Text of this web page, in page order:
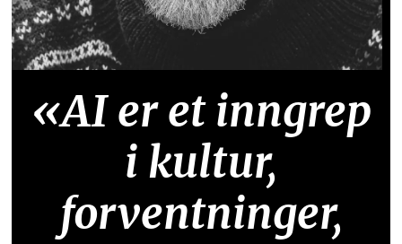
«AI er et inngrep
i kultur,
forventninger,